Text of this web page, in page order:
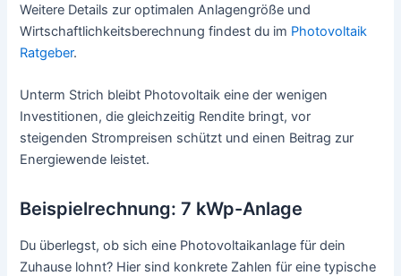
Weitere Details zur optimalen Anlagengröße und
Wirtschaftlichkeitsberechnung findest du im Photovoltaik
Ratgeber.
Unterm Strich bleibt Photovoltaik eine der wenigen
Investitionen, die gleichzeitig Rendite bringt, vor
steigenden Strompreisen schützt und einen Beitrag zur
Energiewende leistet.
Beispielrechnung: 7 kWp-Anlage
Du überlegst, ob sich eine Photovoltaikanlage für dein
Zuhause lohnt? Hier sind konkrete Zahlen für eine typische